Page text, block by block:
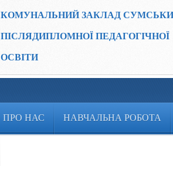
КОМУНАЛЬНИЙ ЗАКЛАД
ПІСЛЯДИПЛОМНОЇ ПЕДАГОГІЧНОЇ
ОСВІТИ
ПРО НАС НАВЧАЛЬНА РОБОТА